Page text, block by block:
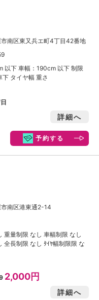
南区東又兵エ町4丁目42番地
以下 車幅：190cm 以下 制限
下 タイヤ幅 重さ
詳細へ
予約する
南区港東通2-14
重量制限 なし 車幅制限 なし
全長制限 なし ﾀｲﾔ幅制限限 な
2,000円
詳細へ